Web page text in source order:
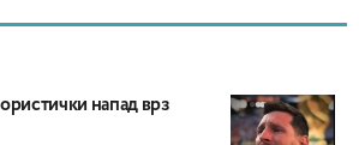
напад врз